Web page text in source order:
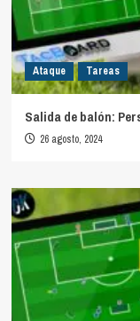
Ataque Tareas
Salida de balón:
26 agosto, 2024